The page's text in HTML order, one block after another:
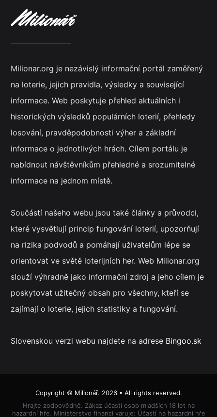
Milionar.org je nezávislý informační portál zaměřený
na loterie, jejich pravidla, výsledky a související
informace. Web poskytuje přehled aktuálních i
historických výsledků populárních loterií, přehledy
losování, pravděpodobnosti výher a základní
informace o jednotlivých hrách. Cílem portálu je
nabídnout návštěvníkům přehledné a srozumitelné
informace na jednom místě.
Součástí našeho webu jsou také články a průvodci,
které vysvětlují princip fungování loterií, upozorňují
na rizika podvodů a pomáhají uživatelům lépe se
orientovat ve světě loterijních her. Web Milionar.org
slouží výhradně jako informační zdroj a jeho cílem je
poskytovat užitečný obsah pro všechny, kteří se
zajímají o loterie, jejich statistiky a fungování.
Slovenskou verzi webu najdete na adrese Bingoo.sk
Copyright © Milionář. 2026 • All rights reserved.
Hrajte zodpovědně. Zákaz účasti osob mladších 18 let na
hazardní hře. Ministerstvo financí varuje: Účastí na hazardní hře